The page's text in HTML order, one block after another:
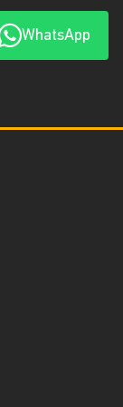
WhatsApp